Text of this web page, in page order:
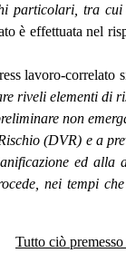
tra cui
è effettuata nel
lavoro-correlato
riveli elementi di
non
(DVR) e a
ed alla
nei tempi
Tutto ciò